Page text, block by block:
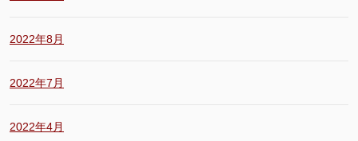
2022年8月
2022年7月
2022年4月